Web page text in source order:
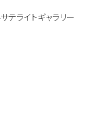
ライトギャラリー